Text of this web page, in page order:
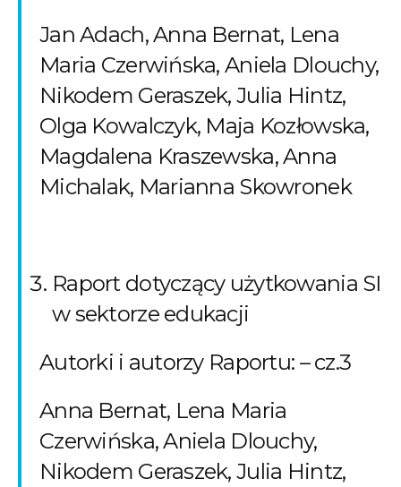
Jan Adach, Anna Bernat, Lena
Maria Czerwińska, Aniela Dlouchy,
Nikodem Geraszek, Julia Hintz,
Olga Kowalczyk, Maja Kozłowska,
Magdalena Kraszewska, Anna
Michalak, Marianna Skowronek
Raport dotyczący użytkowania SI
w sektorze edukacji
Autorki i autorzy Raportu: – cz.3
Anna Bernat, Lena Maria
Czerwińska, Aniela Dlouchy,
Nikodem Geraszek, Julia Hintz,